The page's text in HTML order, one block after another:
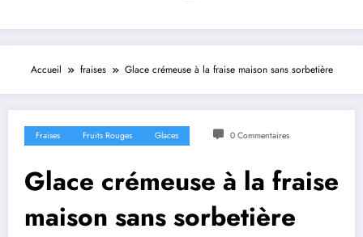
Accueil fraises Glace crémeuse à la fraise maison sans sorbetière
Fraises Fruits Rouges Glaces 0 Commentaires
Glace crémeuse à la fraise
maison sans sorbetière